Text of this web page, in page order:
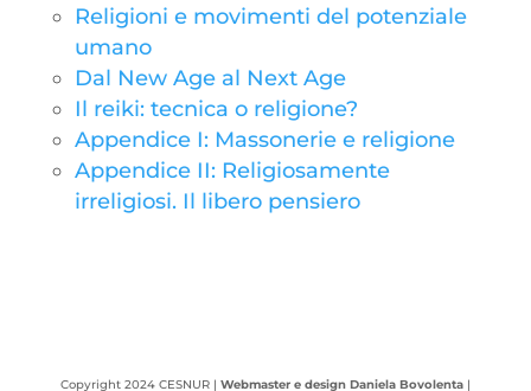
Religioni e movimenti del potenziale
umano
Dal New Age al Next Age
Il reiki: tecnica o religione?
Appendice I: Massonerie e religione
Appendice II: Religiosamente
irreligiosi. Il libero pensiero
Copyright 2024 CESNUR | Webmaster e design Daniela Bovolenta|